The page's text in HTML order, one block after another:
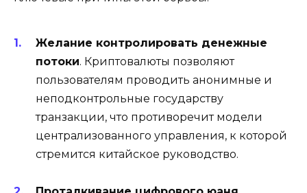
Желание контролировать денежные
потоки. Криптовалюты позволяют
пользователям проводить анонимные и
неподконтрольные государству
транзакции, что противоречит модели
централизованного управления, к которой
стремится китайское руководство.